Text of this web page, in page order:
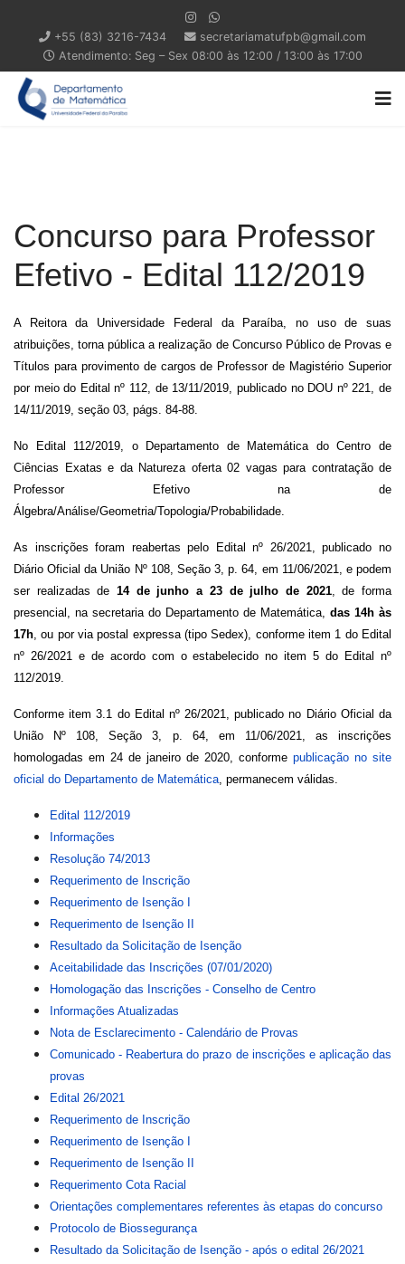
+55 (83) 3216-7434
secretariamatufpb@gmail.com
Atendimento: Seg – Sex 08:00 às 12:00 / 13:00 às 17:00
Concurso para Professor
Efetivo - Edital 112/2019
A Reitora da Universidade Federal da Paraíba, no uso de suas
atribuições, torna pública a realização de Concurso Público de Provas e
Títulos para provimento de cargos de Professor de Magistério Superior
por meio do Edital nº 112, de 13/11/2019, publicado no DOU nº 221, de
14/11/2019, seção 03, págs. 84-88.
No Edital 112/2019, o Departamento de Matemática do Centro de
Ciências Exatas e da Natureza oferta 02 vagas para contratação de
Professor Efetivo na de
Álgebra/Análise/Geometria/Topologia/Probabilidade.
As inscrições foram reabertas pelo Edital nº 26/2021, publicado no
Diário Oficial da União Nº 108, Seção 3, p. 64, em 11/06/2021, e podem
ser realizadas de14 de junho a 23 de julho de 2021, de forma
presencial, na secretaria do Departamento de Matemática, das 14h às
17h, ou por via postal expressa (tipo Sedex), conforme item 1 do Edital
nº 26/2021 e de acordo com o estabelecido no item 5 do Edital nº
112/2019.
Conforme item 3.1 do Edital nº 26/2021, publicado no Diário Oficial da
União Nº 108, Seção 3, p. 64, em 11/06/2021, as inscrições
homologadas em 24 de janeiro de 2020, conforme publicação no site
oficial do Departamento de Matemática, permanecem válidas.
Edital 112/2019
Informações
Resolução 74/2013
Requerimento de Inscrição
Requerimento de Isenção I
Requerimento de Isenção II
Resultado da Solicitação de Isenção
Aceitabilidade das Inscrições (07/01/2020)
Homologação das Inscrições - Conselho de Centro
Informações Atualizadas
Nota de Esclarecimento - Calendário de Provas
Comunicado - Reabertura do prazo de inscrições e aplicação das
provas
Edital 26/2021
Requerimento de Inscrição
Requerimento de Isenção I
Requerimento de Isenção II
Requerimento Cota Racial
Orientações complementares referentes às etapas do concurso
Protocolo de Biossegurança
Resultado da Solicitação de Isenção - após o edital 26/2021